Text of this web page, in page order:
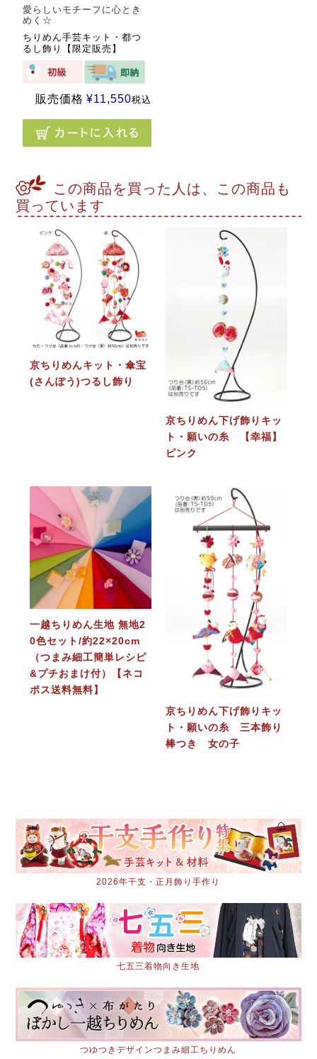
愛らしいモチーフに心とき
めく☆
ちりめん手芸キット・都つ
るし飾り【限定販売】
販売価格 ¥11,550税込
この商品を買った人は、この商品も
買っています
京ちりめんキット・傘宝
(さんぽう)つるし飾り
京ちりめん下げ飾りキッ
ト・願いの糸 【幸福】
ピンク
一越ちりめん生地 無地2
0色セット/約22×20cm
（つまみ細工簡単レシピ
&プチおまけ付）【ネコ
ポス送料無料】
京ちりめん下げ飾りキッ
ト・願いの糸 三本飾り
棒つき 女の子
2026年干支・正月飾り手作り
七五三着物向き生地
つゆつきデザインつまみ細工ちりめん